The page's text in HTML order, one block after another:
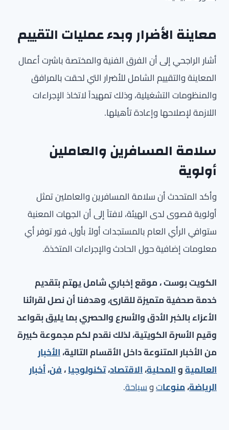
معاينة الأضرار وبدء عمليات التقييم
أشار الراجحي إلى أن الفرق الفنية والمختصة باشرت أعمال
المعاينة والتقييم الشامل للأضرار التي لحقت بالمرافق
والمنظومات التشغيلية، وذلك تمهيداً لاتخاذ الإجراءات
اللازمة لإصلاحها وإعادة تأهيلها.
سلامة المسافرين والعاملين
أولوية
وأكد المتحدث أن سلامة المسافرين والعاملين تمثل
أولوية قصوى لدى الهيئة، لافتاً إلى أن الجهات المعنية
ستوافي الرأي العام بالمستجدات أولاً بأول، فور توفر أي
معلومات إضافية حول الحادث والإجراءات المتخذة.
الكويت بوست ، موقع إخباري شامل يهتم بتقديم
خدمة صحفية متميزة للقارئ، وهدفنا أن نصل لقرائنا
الأعزاء بالخبر الأدق والأسرع والحصري بما يليق بقواعد
وقيم الأسرة الكويتية، لذلك نقدم لكم مجموعة كبيرة
من الأخبار المتنوعة داخل الأقسام التالية،الأخبار
العالميةوالمحلية،الاقتصاد،تكنولوجيا،فن،أخبار
الرياضة،منوعاتوسياحة.